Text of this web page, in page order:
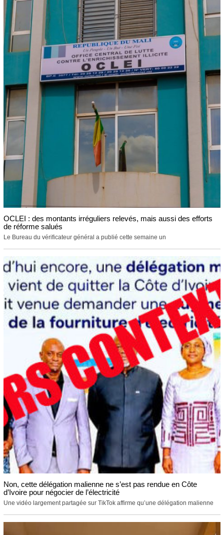
OCLEI : des montants irréguliers relevés, mais aussi des efforts
de réforme salués
Le Bureau du vérificateur général a publié cette semaine un
Non, cette délégation malienne ne s’est pas rendue en Côte
d’Ivoire pour négocier de l’électricité
Une vidéo largement partagée sur TikTok affirme qu’une délégation malienne